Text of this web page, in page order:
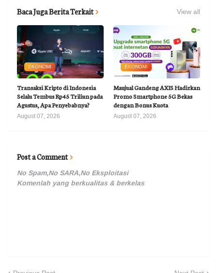
Baca Juga Berita Terkait View all
EKONOMI
Transaksi Kripto di Indonesia
Selalu Tembus Rp45 Triliun pada
Agustus, Apa Penyebabnya?
August 07, 2026
EKONOMI
Maujual Gandeng AXIS Hadirkan
Promo Smartphone 5G Bekas
dengan Bonus Kuota
August 07, 2026
Post a Comment
No Spam,No SARA,No Eksploitasi
Komenlah yang berkualitas & berkelas